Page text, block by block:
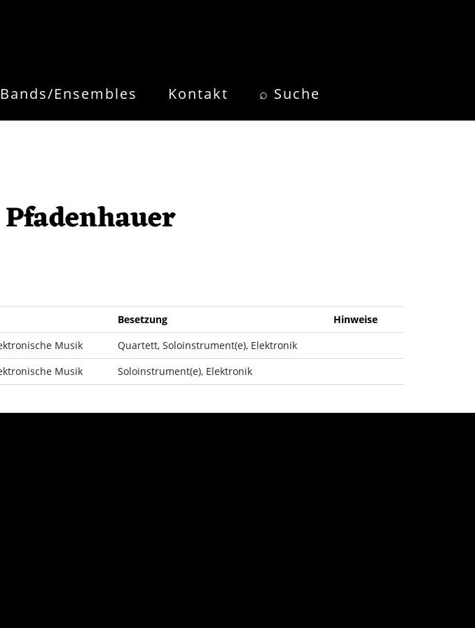
Bands/Ensembles Kontakt ⌕ Suche
Besetzung
Hinweise
Musik
Quartett, Soloinstrument(e), Elektronik
Musik Soloinstrument(e), Elektronik